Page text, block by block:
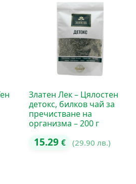
Златен Лек – Цялостен
детокс, билков чай за
пречистване на
организма – 200 г
15.29 € (29.90 лв.)